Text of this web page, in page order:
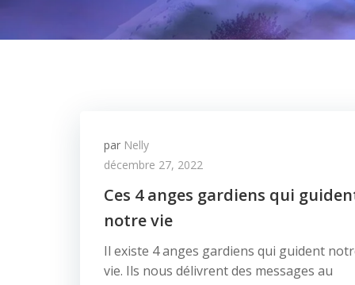
par Nelly
décembre 27, 2022
Ces 4 anges gardiens qui
notre vie
Il existe 4 anges gardiens qui guident
vie. Ils nous délivrent des messages au